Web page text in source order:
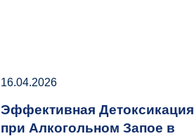
16.04.2026
Эффективная Детоксикация
при Алкогольном Запое в